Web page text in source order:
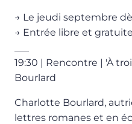
→ Le jeudi septembre
→ Entrée libre et gratuite
19:30 | Rencontre | 'À
Bourlard
Charlotte Bourlard,
lettres romanes et en